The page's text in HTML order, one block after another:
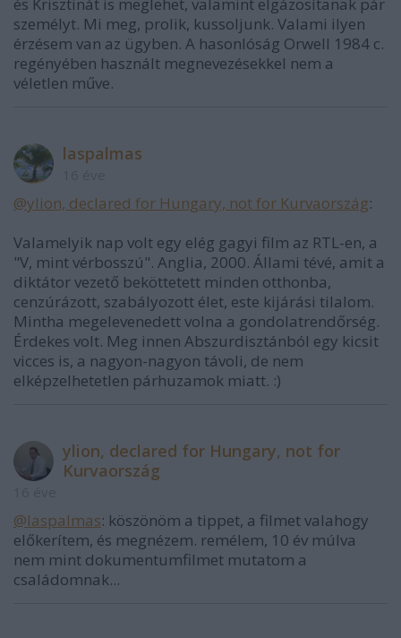
személyt. Mi meg, prolik, kussoljunk. Valami ilyen
érzésem van az ügyben. A hasonlóság Orwell 1984 c.
regényében használt megnevezésekkel nem a
véletlen műve.
laspalmas
@ylion, declared for Hungary, not for Kurvaország:
Valamelyik nap volt egy elég gagyi film az RTL-en, a
"V, mint vérbosszú". Anglia, 2000. Állami tévé, amit a
diktátor vezető beköttetett minden otthonba,
cenzúrázott, szabályozott élet, este kijárási tilalom.
Mintha megelevenedett volna a gondolatrendőrség.
Érdekes volt. Meg innen Abszurdisztánból egy kicsit
vicces is, a nagyon-nagyon távoli, de nem
elképzelhetetlen párhuzamok miatt. :)
ylion, declared for Hungary, not for
Kurvaország
@laspalmas: köszönöm a tippet, a filmet valahogy
előkerítem, és megnézem. remélem, 10 év múlva
nem mint dokumentumfilmet mutatom a
családomnak...